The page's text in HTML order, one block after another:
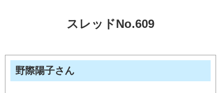
スレッドNo.609
野際陽子さん